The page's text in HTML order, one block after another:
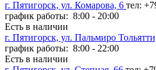
г. Пятигорск, ул. Комарова, 6 тел:
график работы: 8:00 - 20:00
Есть в наличии
г. Пятигорск, ул. Пальмиро
график работы: 8:00 - 22:00
Есть в наличии